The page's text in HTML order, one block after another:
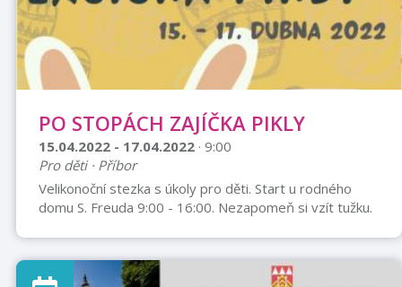
PO STOPÁCH ZAJÍČKA PIKLY
15.04.2022 - 17.04.2022 · 9:00
Pro děti · Příbor
Velikonoční stezka s úkoly pro děti. Start u rodného
domu S. Freuda 9:00 - 16:00. Nezapomeň si vzít tužku.